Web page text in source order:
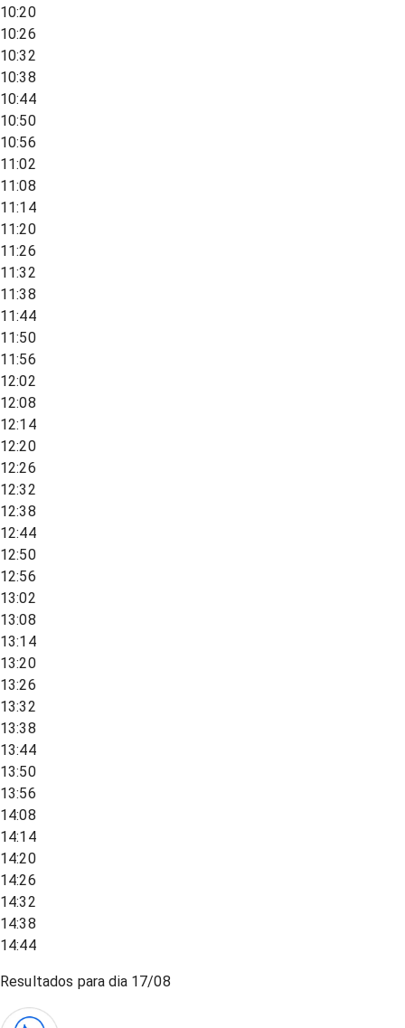
10:20
10:26
10:32
10:38
10:44
10:50
10:56
11:02
11:08
11:14
11:20
11:26
11:32
11:38
11:44
11:50
11:56
12:02
12:08
12:14
12:20
12:26
12:32
12:38
12:44
12:50
12:56
13:02
13:08
13:14
13:20
13:26
13:32
13:38
13:44
13:50
13:56
14:08
14:14
14:20
14:26
14:32
14:38
14:44
Resultados para dia 17/08